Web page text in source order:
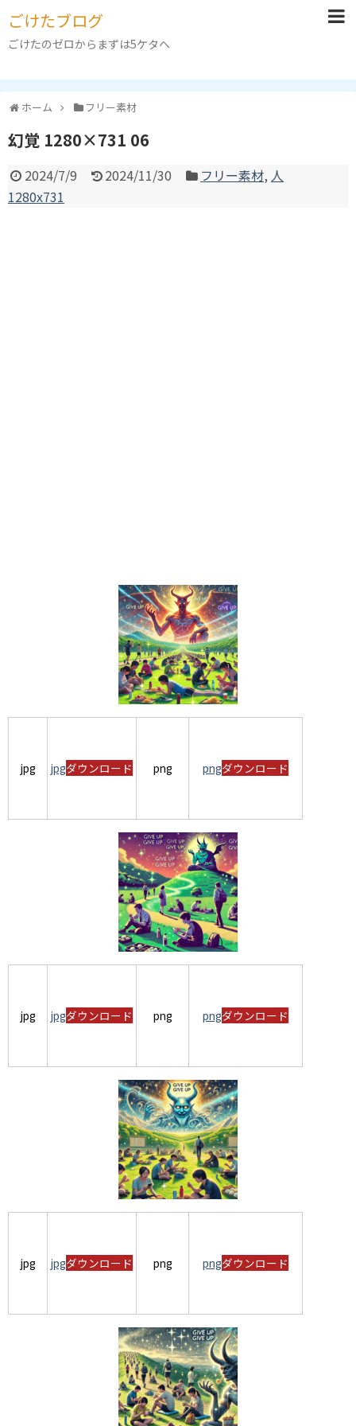
ごけたブログ
ごけたのゼロからまずは5ケタへ
ホーム フリー素材
幻覚 1280×731 06
2024/7/9 2024/11/30 フリー素材, 人
1280x731
jpg jpgダウンロード png pngダウンロード
jpg jpgダウンロード png pngダウンロード
jpg jpgダウンロード png pngダウンロード